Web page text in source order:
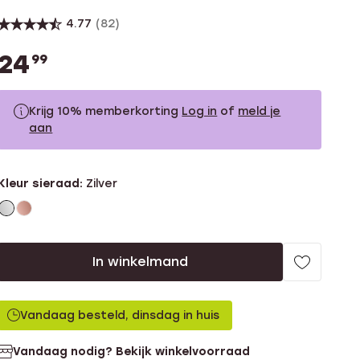
4.77 (82)
99
Krijg 10% memberkorting Log in of meld je
aan
Zonder memberkorting
sieraad: Zilver
In winkelmand
Vandaag besteld, dinsdag in huis
Vandaag nodig? Bekijk winkelvoorraad